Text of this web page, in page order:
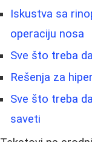
Iskustva sa
operaciju nosa
Sve što treba
Rešenja za
Sve što treba
saveti